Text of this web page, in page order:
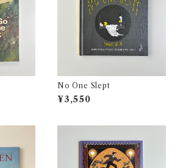
No One Slept
¥3,550